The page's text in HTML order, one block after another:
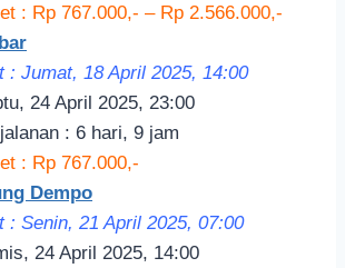
: Rp 767.000,- – Rp 2.566.000,-
: Jumat, 18 April 2025, 14:00
24 April 2025, 23:00
: 6 hari, 9 jam
: Rp 767.000,-
Dempo
: Senin, 21 April 2025, 07:00
24 April 2025, 14:00